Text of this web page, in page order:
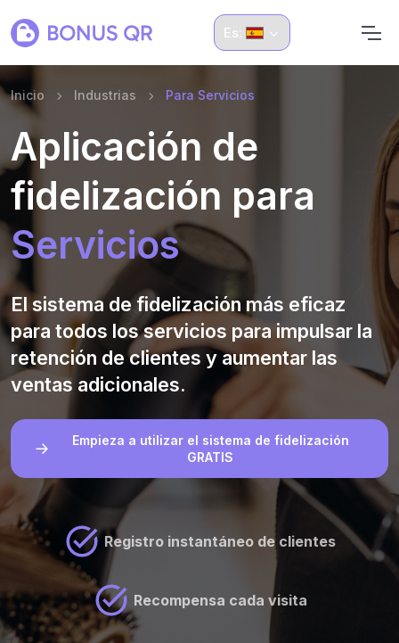
Es:
Inicio Industrias Para Servicios
Aplicación de
fidelización para
Servicios
El sistema de fidelización más eficaz
para todos los servicios para impulsar la
retención de clientes y aumentar las
ventas adicionales.
Empieza a utilizar el sistema de fidelización
GRATIS
Registro instantáneo de clientes
Recompensa cada visita